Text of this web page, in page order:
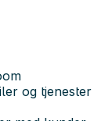
og tjenester